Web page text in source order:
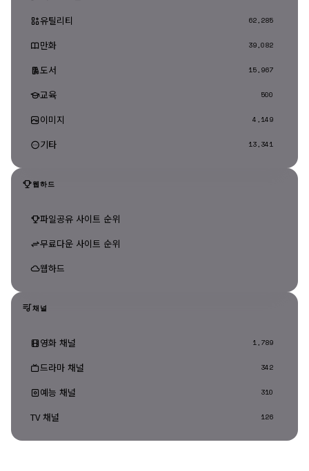
유틸리티 62,285
만화 39,082
도서 15,967
교육 500
이미지 4,149
기타 13,341
웹하드
파일공유 사이트 순위
무료다운 사이트 순위
웹하드
채널
영화 채널 1,789
드라마 채널 342
예능 채널 310
TV 채널 126